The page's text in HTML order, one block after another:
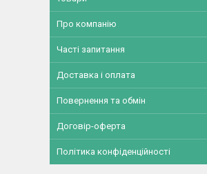
Про компанію
Часті запитання
Доставка і оплата
Повернення та обмін
Договір-оферта
Політика конфіденційності